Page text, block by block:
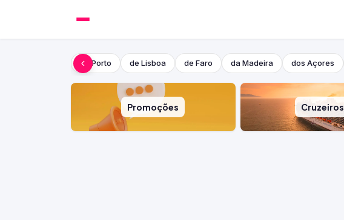
do Porto de Lisboa de Faro da Madeira dos Açores
Promoções Cruzeiros